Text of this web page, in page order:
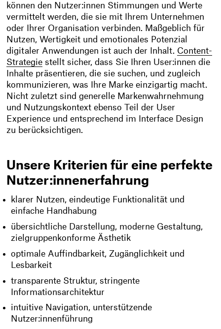
können den Nutzer:innen Stimmungen und Werte
vermittelt werden, die sie mit Ihrem Unternehmen
oder Ihrer Organisation verbinden. Maßgeblich für
Nutzen, Wertigkeit und emotionales Potenzial
digitaler Anwendungen ist auch der Inhalt. Content-
Strategie stellt sicher, dass Sie Ihren User:innen die
Inhalte präsentieren, die sie suchen, und zugleich
kommunizieren, was Ihre Marke einzigartig macht.
Nicht zuletzt sind generelle Markenwahrnehmung
und Nutzungskontext ebenso Teil der User
Experience und entsprechend im Interface Design
zu berücksichtigen.
Unsere Kriterien für eine perfekte
Nutzer:innenerfahrung
klarer Nutzen, eindeutige Funktionalität und
einfache Handhabung
übersichtliche Darstellung, moderne Gestaltung,
zielgruppenkonforme Ästhetik
optimale Auffindbarkeit, Zugänglichkeit und
Lesbarkeit
transparente Struktur, stringente
Informationsarchitektur
intuitive Navigation, unterstützende
Nutzer:innenführung